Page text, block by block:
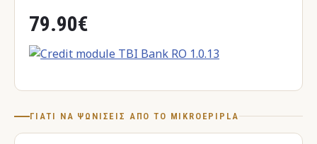
79.90€
ΓΙΑΤΊ ΝΑ ΨΩΝΊΣΕΙΣ ΑΠΌ ΤΟ MIKROEPIPLA